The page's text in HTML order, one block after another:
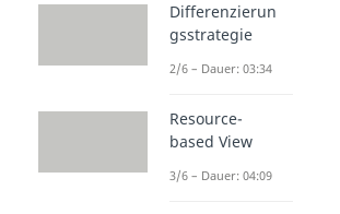
Differenzierun
gsstrategie
2/6 – Dauer: 03:34
Resource-
based View
3/6 – Dauer: 04:09